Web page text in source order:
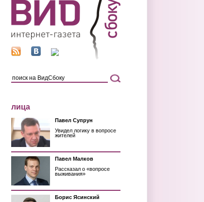
лица
Павел Супрун
Увидел логику в вопросе
жителей
Павел Малков
Рассказал о «вопросе
выживания»
Борис Ясинский